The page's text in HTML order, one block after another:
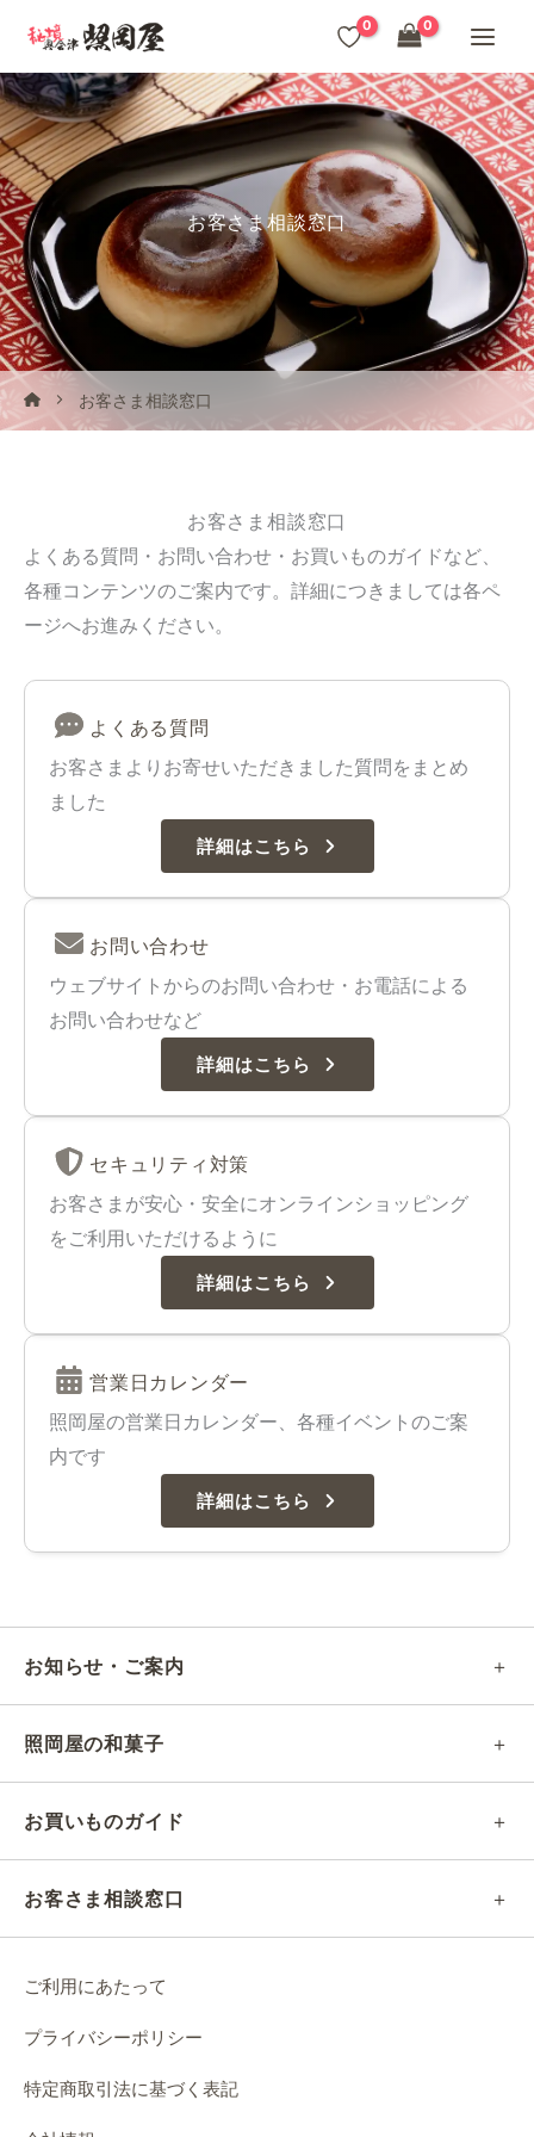
を
ス
キ
ッ
プ
0
お客さま相談窓口
お客さま相談窓口
お客さま相談窓口
よくある質問・お問い合わせ・お買いものガイドなど、
各種コンテンツのご案内です。詳細につきましては各ペ
ージへお進みください。
よくある質問
お客さまよりお寄せいただきました質問をまとめ
ました
詳細はこちら
お問い合わせ
ウェブサイトからのお問い合わせ・お電話による
お問い合わせなど
詳細はこちら
セキュリティ対策
お客さまが安心・安全にオンラインショッピング
をご利用いただけるように
詳細はこちら
営業日カレンダー
照岡屋の営業日カレンダー、各種イベントのご案
内です
詳細はこちら
お知らせ・ご案内
照岡屋の和菓子
お買いものガイド
お客さま相談窓口
ご利用にあたって
プライバシーポリシー
特定商取引法に基づく表記